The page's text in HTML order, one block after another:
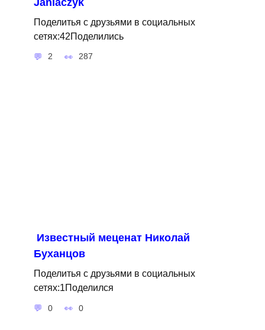
Поделитья с друзьями в социальных
сетях:42Поделились
2 287
Известный меценат Николай
Буханцов
Поделитья с друзьями в социальных
сетях:1Поделился
0 0